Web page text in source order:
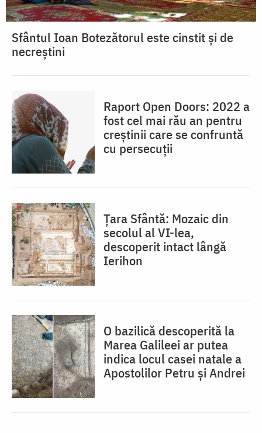
Sfântul Ioan Botezătorul este cinstit și de
necreștini
Raport Open Doors: 2022 a
fost cel mai rău an pentru
creștinii care se confruntă
cu persecuții
Țara Sfântă: Mozaic din
secolul al VI-lea,
descoperit intact lângă
Ierihon
O bazilică descoperită la
Marea Galileei ar putea
indica locul casei natale a
Apostolilor Petru și Andrei